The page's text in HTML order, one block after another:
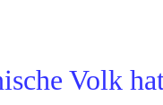
Volk